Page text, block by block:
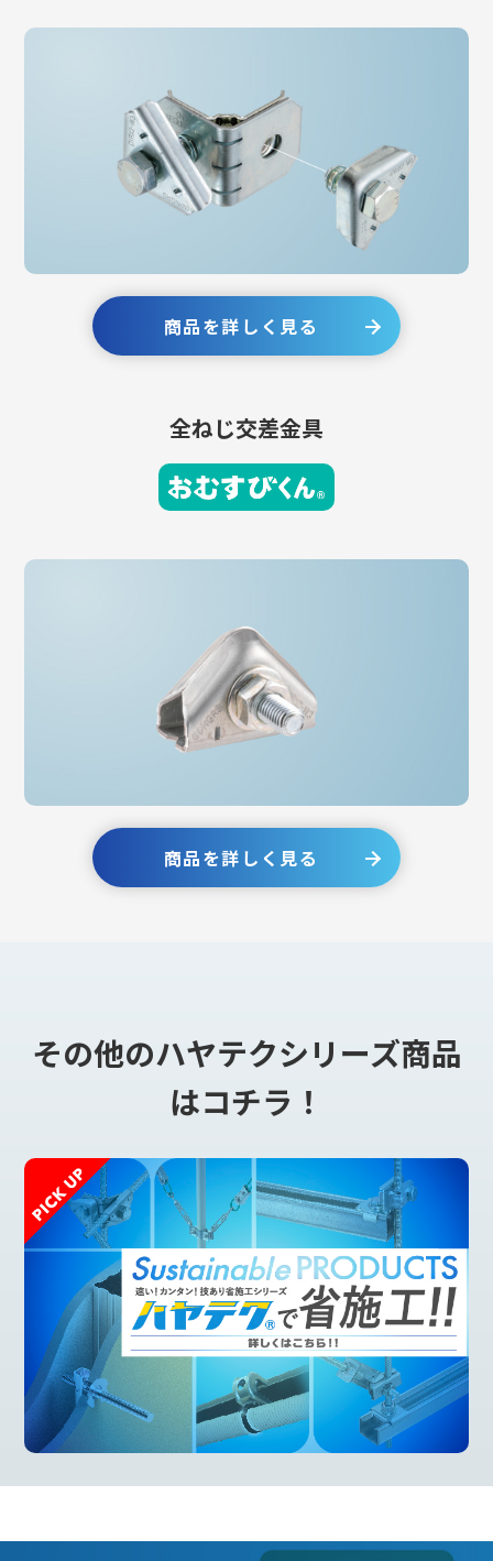
商品を詳しく見る
全ねじ交差金具
商品を詳しく見る
その他のハヤテクシリーズ商品
はコチラ！